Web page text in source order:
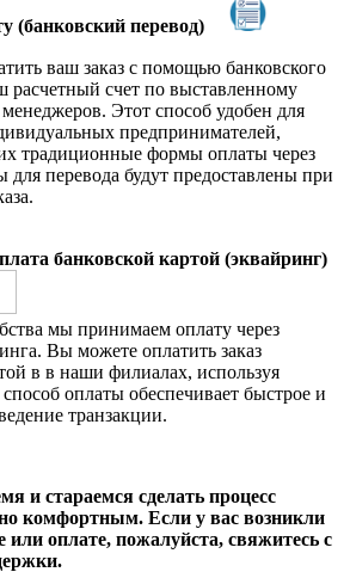
(банковский перевод)
ваш заказ с помощью банковского
расчетный счет по выставленному
Этот способ удобен для
предпринимателей,
традиционные формы оплаты через
для перевода будут предоставлены при
банковской картой (эквайринг)
мы принимаем оплату через
Вы можете оплатить заказ
в в наши филиалах, используя
оплаты обеспечивает быстрое и
транзакции.
и стараемся сделать процесс
комфортным. Если у вас возникли
или оплате, пожалуйста, свяжитесь с